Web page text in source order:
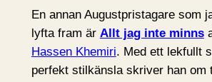
En annan Augustpristagare som
lyfta fram är Allt jag inte minns
Hassen Khemiri. Med ett lekfullt
perfekt stilkänsla skriver han om